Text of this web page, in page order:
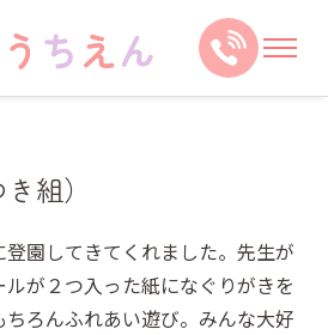
組）
園してきてくれました。先生が
が２つ入った紙になぐりがきを
ろんふれあい遊び。みんな大好